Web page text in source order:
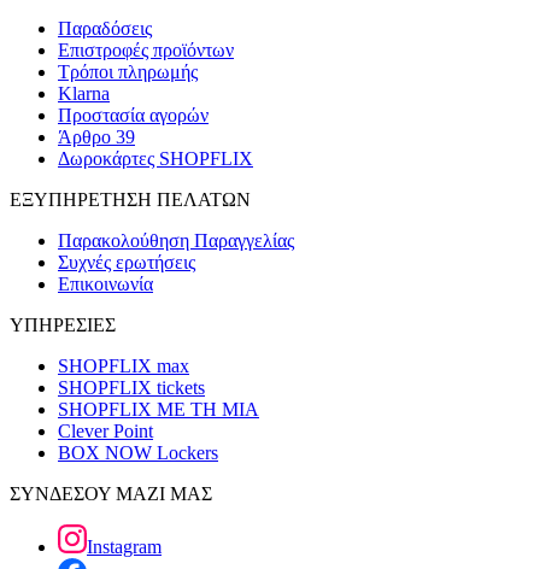
Παραδόσεις
Επιστροφές προϊόντων
Τρόποι πληρωμής
Klarna
Προστασία αγορών
Άρθρο 39
Δωροκάρτες SHOPFLIX
ΕΞΥΠΗΡΕΤΗΣΗ ΠΕΛΑΤΩΝ
Παρακολούθηση Παραγγελίας
Συχνές ερωτήσεις
Επικοινωνία
ΥΠΗΡΕΣΙΕΣ
SHOPFLIX max
SHOPFLIX tickets
SHOPFLIX ΜΕ ΤΗ ΜΙΑ
Clever Point
BOX NOW Lockers
ΣΥΝΔΕΣΟΥ ΜΑΖΙ ΜΑΣ
Instagram